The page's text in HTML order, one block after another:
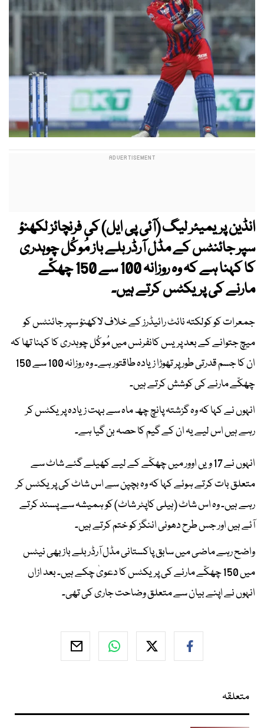
انڈین پریمیئر لیگ (آئی پی ایل) کی فرنچائز لکھنؤ
سپر جائنٹس کے مڈل آرڈر بلے باز مُوکُل چوہدری
کا کہنا ہے کہ وہ روزانہ 100 سے 150 چھکّے
مارنے کی پریکٹس کرتے ہیں۔
جمعرات کو کولکتہ نائٹ رائیڈرز کے خلاف لاکھنؤ سپر جائنٹس کو
میچ جتوانے کے بعد پریس کانفرنس میں مُوکُل چوہدری کا کہنا تھا کہ
ان کا جسم قدرتی طور پر تھوڑا زیادہ طاقتور ہے۔ وہ روزانہ 100 سے 150
چھکّے مارنے کی کوشش کرتے ہیں۔
انہوں نے کہا کہ وہ گزشتہ پانچ چھ ماہ سے بہت زیادہ پریکٹس کر
رہے ہیں اس لیے یہ ان کے گیم کا حصہ بن گیا ہے۔
انہوں نے 17 ویں اوور میں چھکّے کے لیے کھیلے گئے شاٹ سے
متعلق بات کرتے ہوئے کہا کہ وہ بچپن سے اس شاٹ کی پریکٹس کر
رہے ہیں۔ وہ اس شاٹ (ہیلی کاپٹر شاٹ) کو ہمیشہ سے پسند کرتے
آئے ہیں اور جس طرح دھونی اننگز کو ختم کرتے ہیں۔
واضح رہے ماضی میں سابق پاکستانی مڈل آرڈر بلے باز بھی نیٹس
میں 150 چھکّے مارنے کی پریکٹس کا دعویٰ چکے ہیں۔ بعد ازاں
انہوں نے اپنے بیان سے متعلق وضاحت جاری کی تھی۔
متعلقہ